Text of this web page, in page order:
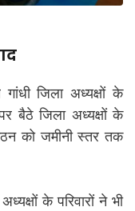
जिला अध्यक्षों के
बैठे जिला अध्यक्षों के
को जमीनी स्तर तक
के परिवारों ने भी